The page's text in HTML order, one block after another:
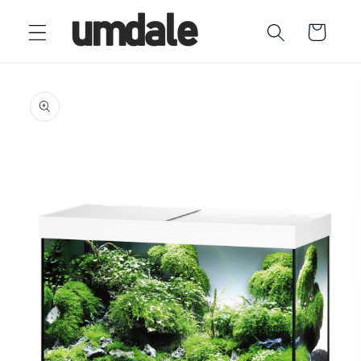
directamente
al contenido
Carrito
a la
información